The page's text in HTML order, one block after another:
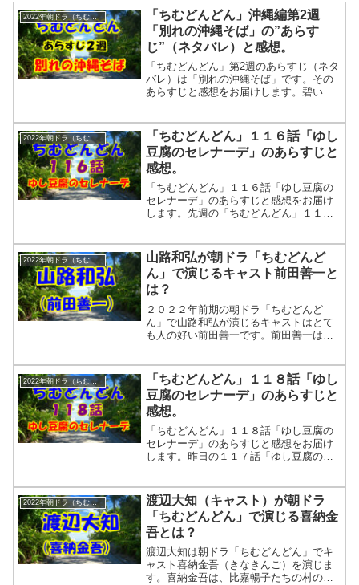
2022年朝ドラ（ちむどんどん）
「ちむどんどん」沖縄編第2週
「別れの沖縄そば」の”あらす
じ”（ネタバレ）と感想。
「ちむどんどん」第2週のあらすじ（ネタ
バレ）は「別れの沖縄そば」です。その
あらすじと感想をお届けします。碧い
族の物語を見て元気をもらいましょう。
2022年朝ドラ（ちむどんどん）
「ちむどんどん」１１６話「ゆし
豆腐のセレナーデ」のあらすじと
感想。
「ちむどんどん」１１６話「ゆし豆腐の
セレナーデ」のあらすじと感想をお届け
します。先週の「ちむどんどん」１１５
状態になり繁盛しています。そして暢子
は元気な男の子を出産します。名前は健
彦。その名の通りすくすくと育ってほし
いと和彦が命名しました。「ちむどんど
ん」１１６話「ゆし豆腐のセレナーデ」
のあらすじと感想。放送日：９月１９日
（月...
2022年朝ドラ（ちむどんどん）
山路和弘が朝ドラ「ちむどんど
ん」で演じるキャスト前田善一と
は？
２０２２年前期の朝ドラ「ちむどんど
ん」で山路和弘が演じるキャストはとて
も人の好い前田善一です。前田善一は長
むどんどん」は、沖縄に生まれ育ったヒ
ロイン・比嘉暢子とその家族の人生を描
く物語です。
2022年朝ドラ（ちむどんどん）
「ちむどんどん」１１８話「ゆし
豆腐のセレナーデ」のあらすじと
感想。
「ちむどんどん」１１８話「ゆし豆腐の
セレナーデ」のあらすじと感想をお届け
します。昨日の１１７話「ゆし豆腐のセ
でした。それでも本日の智は意を決して
比嘉家にやってきます。しかし、場の空
気を読めないヒロイン暢子が・・・。
「ちむどんどん」１１８話「ゆし豆腐の
セレナーデ」のあらすじと感想。放送
日：９月２１日週タイトル：２４週「ゆ
し豆腐...
2022年朝ドラ（ちむどんどん）
渡辺大知（キャスト）が朝ドラ
「ちむどんどん」で演じる喜納金
吾とは？
渡辺大知は朝ドラ「ちむどんどん」でキ
ャスト喜納金吾（きなきんご）を演じま
す。喜納金吾は、比嘉暢子たちの村の製